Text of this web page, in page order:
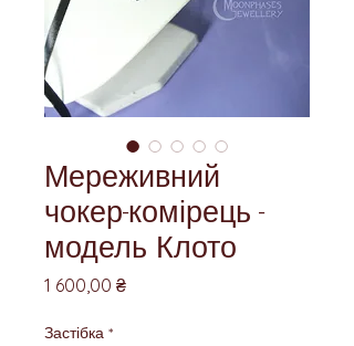
Мереживний
чокер-комірець -
модель Клото
1 600,00 ₴Ціна
Застібка *